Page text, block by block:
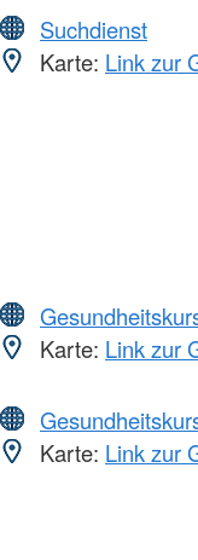
Suchdienst
Karte: Link zur
Karte: Link zur
Karte: Link zur